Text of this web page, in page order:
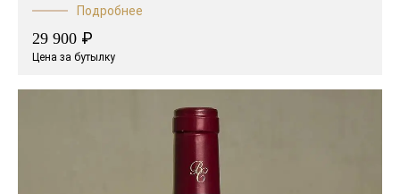
Подробнее
29 900 ₽
Цена за бутылку